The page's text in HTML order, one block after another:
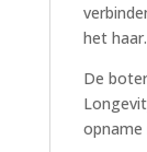
het haar.
De
opname